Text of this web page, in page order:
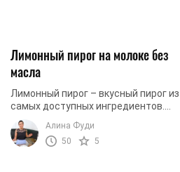
Лимонный пирог на молоке без
масла
Лимонный пирог – вкусный пирог из
самых доступных ингредиентов.
Готовится он на основе молока, не
нуждается в сливочном масле, а для
теста ...
Алина Фуди
50
5